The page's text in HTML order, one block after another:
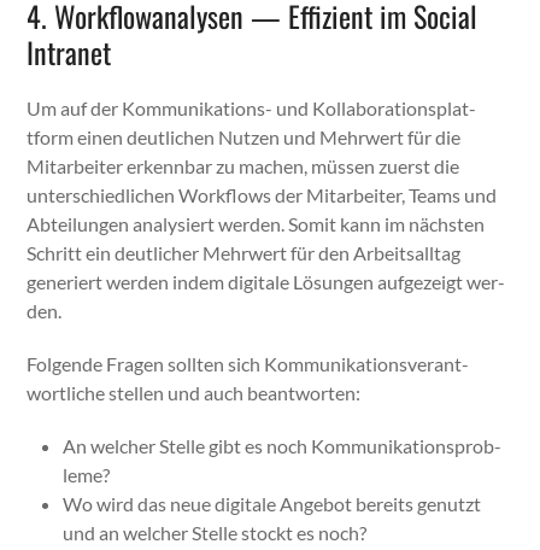
4. Workflowanalysen — Effizient im Social
Intranet
Um auf der Kom­mu­nika­tions- und Kol­lab­o­ra­tionsplat­
tform einen deut­lichen Nutzen und Mehrw­ert für die
Mitar­beit­er erkennbar zu machen, müssen zuerst die
unter­schiedlichen Work­flows der Mitar­beit­er, Teams und
Abteilun­gen analysiert wer­den. Somit kann im näch­sten
Schritt ein deut­lich­er Mehrw­ert für den Arbeit­sall­t­ag
gener­iert wer­den indem dig­i­tale Lösun­gen aufgezeigt wer­
den.
Fol­gende Fra­gen soll­ten sich Kom­mu­nika­tionsver­ant­
wortliche stellen und auch beant­worten:
An welch­er Stelle gibt es noch Kom­mu­nika­tion­sprob­
leme?
Wo wird das neue dig­i­tale Ange­bot bere­its genutzt
und an welch­er Stelle stockt es noch?